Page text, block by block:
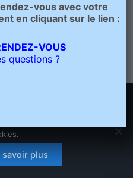
- Optique Grand Place | Crée
Digitale
vous avec votre
en cliquant sur le lien :
VOUS
questions ?
savoir plus